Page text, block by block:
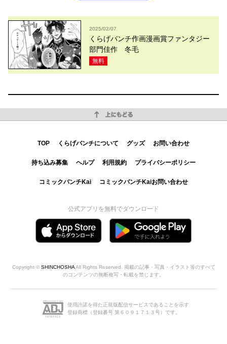
2025/02/07
くらげバンチ作画漫画賞ファンタジー
部門佳作 冬毛
無料
TOP くらげバンチについて グッズ お問い合わせ
持ち込み募集 ヘルプ 利用規約 プライバシーポリシー
コミックバンチKai コミックバンチKaiお問い合わせ
公式アプリを無料でダウンロード
Copyright © SHINCHOSHAAll Rights Reserved. 掲載の記事・写真・イラスト等のすべて
のコンテンツの無断複写・転載を禁じます。
使用許諾を得た正規版配信サービスであることを示す
登録商標（登録番号 第６０９１７１３号）です。